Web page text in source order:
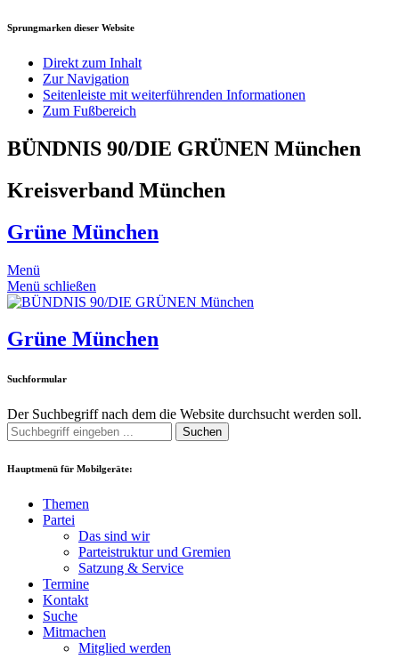
Sprungmarken dieser Website
Direkt zum Inhalt
Zur Navigation
Seitenleiste mit weiterführenden Informationen
Zum Fußbereich
BÜNDNIS 90/DIE GRÜNEN München
Kreisverband München
Grüne München
Menü
Menü schließen
Grüne München
Suchformular
Der Suchbegriff nach dem die Website durchsucht werden soll.
Suchen
Hauptmenü für Mobilgeräte:
Themen
Partei
Das sind wir
Parteistruktur und Gremien
Satzung & Service
Termine
Kontakt
Suche
Mitmachen
Mitglied werden